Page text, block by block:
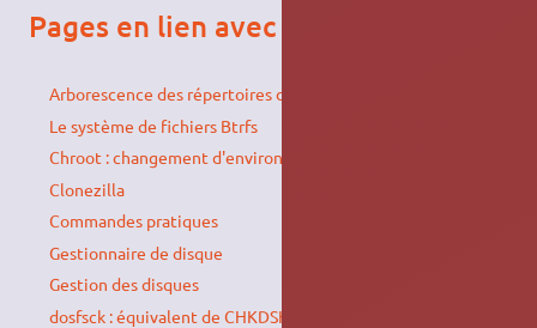
Pages en lien avec le sujet
Arborescence des répertoires d’Ubuntu
Le système de fichiers Btrfs
Chroot : changement d'environnement
Clonezilla
Commandes pratiques
Gestionnaire de disque
Gestion des disques
dosfsck : équivalent de CHKDSK sous Linux pour les